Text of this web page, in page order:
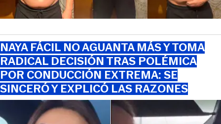
NAYA FÁCIL NO AGUANTA MÁS Y TOMA
RADICAL DECISIÓN TRAS POLÉMICA
POR CONDUCCIÓN EXTREMA: SE
SINCERÓ Y EXPLICÓ LAS RAZONES